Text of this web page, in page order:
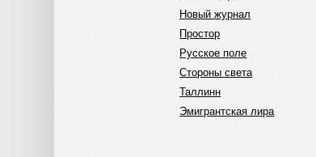
Новый журнал
Простор
Русское поле
Стороны света
Таллинн
Эмигрантская лира